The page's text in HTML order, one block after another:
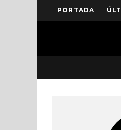
PORTADA